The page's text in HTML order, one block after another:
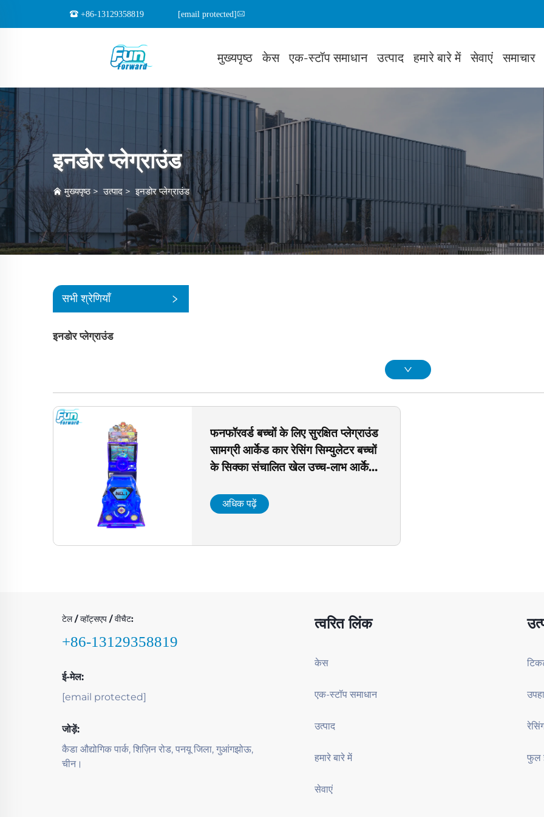
+86-13129358819 [email protected]
मुख्यपृष्ठ केस एक-स्टॉप समाधान उत्पाद हमारे बारे में सेवाएं समाचार
इनडोर प्लेग्राउंड
मुख्यपृष्ठ>उत्पाद >इनडोर प्लेग्राउंड
सभी श्रेणियाँ
इनडोर प्लेग्राउंड
फनफॉरवर्ड बच्चों के लिए सुरक्षित प्लेग्राउंड
सामग्री आर्केड कार रेसिंग सिम्युलेटर बच्चों
के सिक्का संचालित खेल उच्च-लाभ आर्केड
अधिक पढ़ें
टेल / व्हॉट्सएप / वीचैट:
+86-13129358819
ई-मेल:
[email protected]
जोड़ें:
कैडा औद्योगिक पार्क, शिज़िन रोड, पनयू जिला, गुआंगझोऊ,
चीन।
त्वरित लिंक
केस
एक-स्टॉप समाधान
उत्पाद
हमारे बारे में
सेवाएं
फुल